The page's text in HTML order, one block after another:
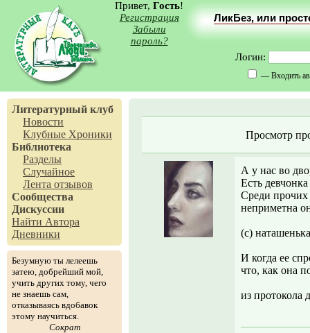
Привет, Гость!
Регистрация
Забыли
пароль?
ЛикБез, или
Логин:
— Входить
Литературный клуб
Новости
Клубные Хроники
Библиотека
Разделы
Случайное
Лента отзывов
Сообщества
Дискуссии
Найти Автора
Дневники
Безумную ты лелеешь
затею, добрейший мой,
учить других тому, чего
не знаешь сам,
отказываясь вдобавок
этому научиться.
Сократ
Просмотр
А у нас во
Есть
Среди прочих
неприметна
(с) наташенька
И когда ее
что, как она
из протокола